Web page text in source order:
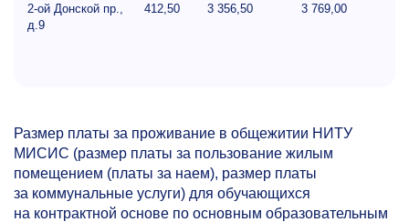
2-ойДонской пр.,
д.9
412,50 3 356,50 3 769,00
Размер платы за проживание в общежитии НИТУ
МИСИС (размер платы за пользование жилым
помещением (платы за наем), размер платы
за коммунальные услуги) для обучающихся
на контрактной основе по основным образовательным